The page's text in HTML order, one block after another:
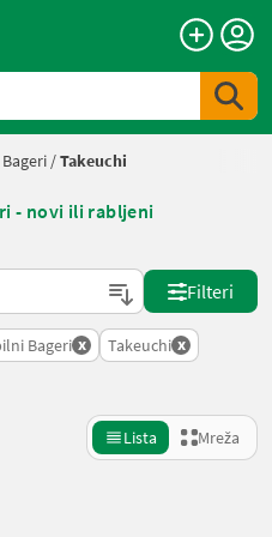
/Takeuchi
- novi ili rabljeni
Filteri
Bageri x Takeuchi x
Lista Mreža